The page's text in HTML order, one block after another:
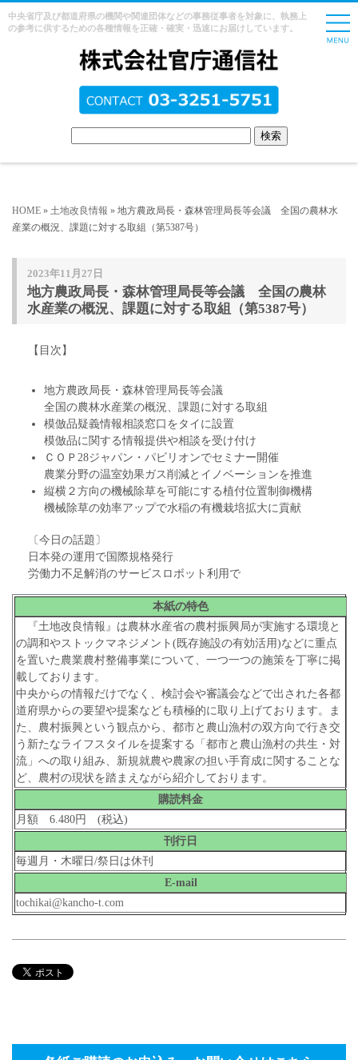
中央省庁及び都道府県の機関や関連団体などの事務従事者を対象に、執務上
の参考に供するための各種情報を正確・確実・迅速にお届けしています。
HOME » 土地改良情報 » 地方農政局長・森林管理局長等会議 全国の農林水
産業の概況、課題に対する取組（第5387号）
2023年11月27日
地方農政局長・森林管理局長等会議 全国の農林
水産業の概況、課題に対する取組（第5387号）
【目次】
地方農政局長・森林管理局長等会議
全国の農林水産業の概況、課題に対する取組
模倣品疑義情報相談窓口をタイに設置
模倣品に関する情報提供や相談を受け付け
ＣＯＰ28ジャパン・パビリオンでセミナー開催
農業分野の温室効果ガス削減とイノベーションを推進
縦横２方向の機械除草を可能にする植付位置制御機構
機械除草の効率アップで水稲の有機栽培拡大に貢献
〔今日の話題〕
日本発の運用で国際規格発行
労働力不足解消のサービスロボット利用で
本紙の特色
『土地改良情報』は農林水産省の農村振興局が実施する環境と
の調和やストックマネジメント(既存施設の有効活用)などに重点
を置いた農業農村整備事業について、一つ一つの施策を丁寧に掲
載しております。
中央からの情報だけでなく、検討会や審議会などで出された各都
道府県からの要望や提案なども積極的に取り上げております。ま
た、農村振興という観点から、都市と農山漁村の双方向で行き交
う新たなライフスタイルを提案する「都市と農山漁村の共生・対
流」への取り組み、新規就農や農家の担い手育成に関することな
ど、農村の現状を踏まえながら紹介しております。
購読料金
月額 6.480円 (税込)
刊行日
毎週月・木曜日/祭日は休刊
E-mail
tochikai@kancho-t.com